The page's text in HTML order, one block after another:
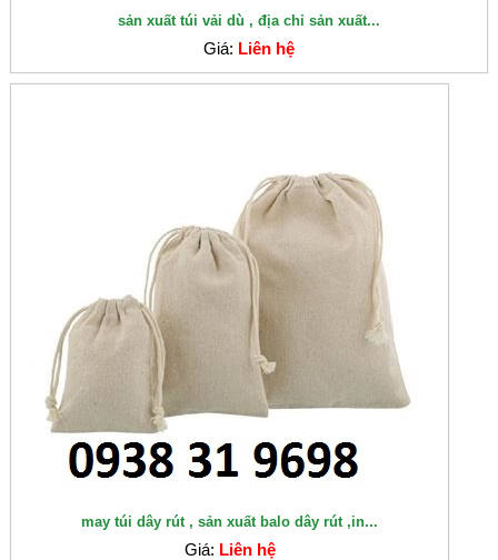
sản xuất túi vải dù , địa chỉ sản xuất...
Giá: Liên hệ
may túi dây rút , sản xuất balo dây rút ,in...
Giá: Liên hệ